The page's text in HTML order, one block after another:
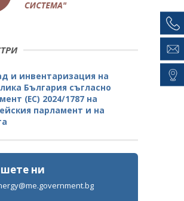
и инвентаризация на
България съгласно
(ЕС) 2024/1787 на
парламент и на
ни